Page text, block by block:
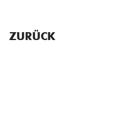
ZURÜCK